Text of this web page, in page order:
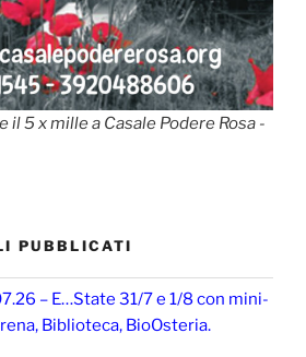
il 5 x mille a Casale Podere Rosa -
PUBBLICATI
– E…State 31/7 e 1/8 con mini-
Biblioteca, BioOsteria.